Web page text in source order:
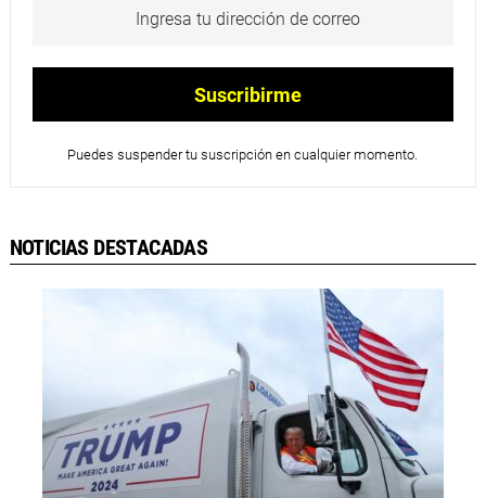
Puedes suspender tu suscripción en cualquier momento.
NOTICIAS DESTACADAS